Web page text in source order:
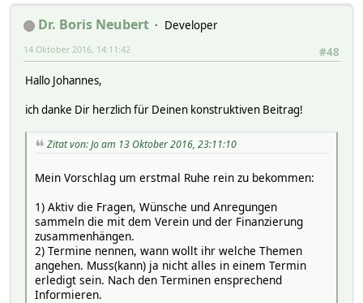
Dr. Boris Neubert
Developer
#48
14 Oktober 2016, 14:11:42
Hallo Johannes,
ich danke Dir herzlich für Deinen konstruktiven Beitrag!
Zitat von: Jo am 13 Oktober 2016, 23:11:10
Mein Vorschlag um erstmal Ruhe rein zu bekommen:
1) Aktiv die Fragen, Wünsche und Anregungen
sammeln die mit dem Verein und der Finanzierung
zusammenhängen.
2) Termine nennen, wann wollt ihr welche Themen
angehen. Muss(kann) ja nicht alles in einem Termin
erledigt sein. Nach den Terminen ensprechend
Informieren.